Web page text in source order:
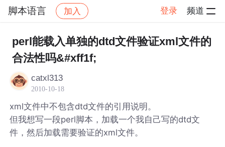
脚本语言 加入 登录 频道
脚本语言 帖子详情
perl能载入单独的dtd文件验证xml文件的
合法性吗&#xff1f;
catxl313
2010-10-18
xml文件中不包含dtd文件的引用说明。
但我想写一段perl脚本，加载一个我自己写的dtd文
件，然后加载需要验证的xml文件。